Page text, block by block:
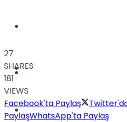
Yaşam
Dünya
Türkiye
27
SHARES
181
VIEWS
Facebook'ta Paylaş
PaylaşWhatsApp'ta Paylaş